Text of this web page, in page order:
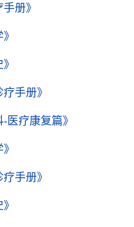
册》
手册》
医疗康复篇》
手册》